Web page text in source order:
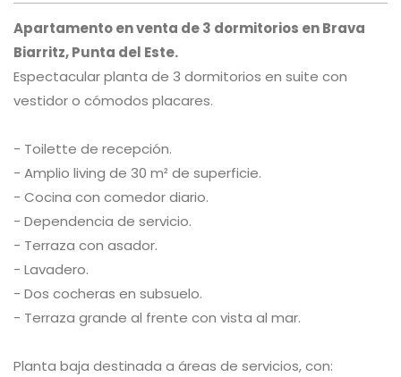
Apartamento en venta de 3 dormitorios en Brava
Biarritz, Punta del Este.
Espectacular planta de 3 dormitorios en suite con
vestidor o cómodos placares.
- Toilette de recepción.
- Amplio living de 30 m² de superficie.
- Cocina con comedor diario.
- Dependencia de servicio.
- Terraza con asador.
- Lavadero.
- Dos cocheras en subsuelo.
- Terraza grande al frente con vista al mar.
Planta baja destinada a áreas de servicios, con: